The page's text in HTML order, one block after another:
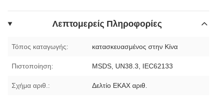
Λεπτομερείς Πληροφορίες
Τόπος καταγωγής: κατασκευασμένος στην Κίνα
Πιστοποίηση: MSDS, UN38.3, IEC62133
Σχήμα αριθ.: Δελτίο ΕΚΑΧ αριθ.